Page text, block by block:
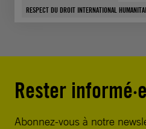
RESPECT DU DROIT INTERNATIONAL
Rester informé·e
Abonnez-vous à notre